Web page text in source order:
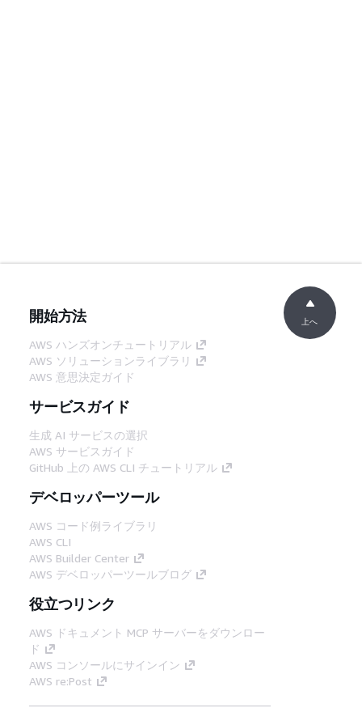
開始方法
AWS ハンズオンチュートリアル
AWS ソリューションライブラリ
AWS 意思決定ガイド
サービスガイド
生成 AI サービスの選択
AWS サービスガイド
GitHub 上の AWS CLI チュートリアル
デベロッパーツール
AWS コード例ライブラリ
AWS CLI
AWS Builder Center
AWS デベロッパーツールブログ
役立つリンク
AWS ドキュメント MCP サーバーをダウンロー
ド
AWS コンソールにサインイン
AWS re:Post
上へ